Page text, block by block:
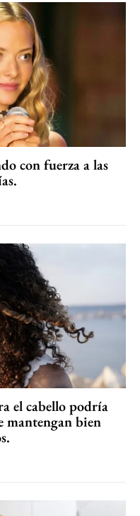
con fuerza a las
el cabello podría
mantengan bien